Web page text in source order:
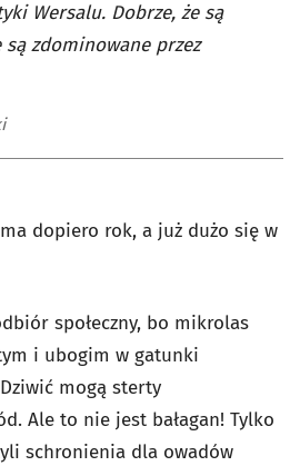
Wersalu. Dobrze, że są
zdominowane przez
dopiero rok, a już dużo się w
społeczny, bo mikrolas
i ubogim w gatunki
mogą sterty
Ale to nie jest bałagan! Tylko
schronienia dla owadów